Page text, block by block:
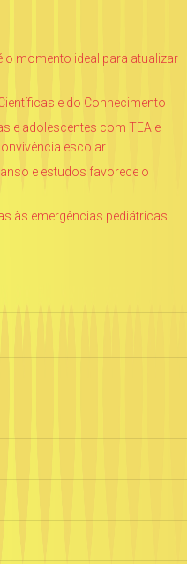
o momento ideal para atualizar
e do Conhecimento
e adolescentes com TEA e
escolar
e estudos favorece o
às emergências pediátricas